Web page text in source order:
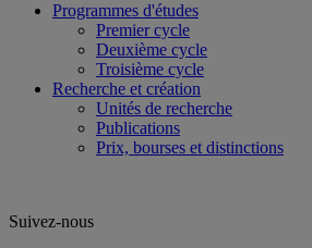
Programmes d'études
Premier cycle
Deuxième cycle
Troisième cycle
Recherche et création
Unités de recherche
Publications
Prix, bourses et distinctions
Suivez-nous